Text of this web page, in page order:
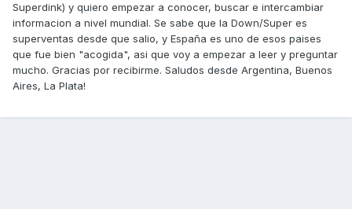
Superdink) y quiero empezar a conocer, buscar e intercambiar
informacion a nivel mundial. Se sabe que la Down/Super es
superventas desde que salio, y España es uno de esos paises
que fue bien "acogida", asi que voy a empezar a leer y preguntar
mucho. Gracias por recibirme. Saludos desde Argentina, Buenos
Aires, La Plata!